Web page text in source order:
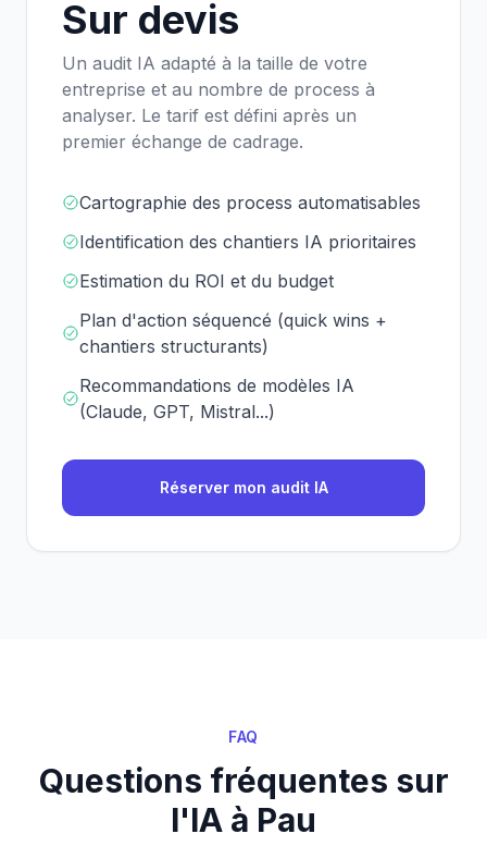
Sur devis
Un audit IA adapté à la taille de votre
entreprise et au nombre de process à
analyser. Le tarif est défini après un
premier échange de cadrage.
Cartographie des process automatisables
Identification des chantiers IA prioritaires
Estimation du ROI et du budget
Plan d'action séquencé (quick wins +
chantiers structurants)
Recommandations de modèles IA
(Claude, GPT, Mistral...)
Réserver mon audit IA
FAQ
Questions fréquentes sur
l'IA à Pau